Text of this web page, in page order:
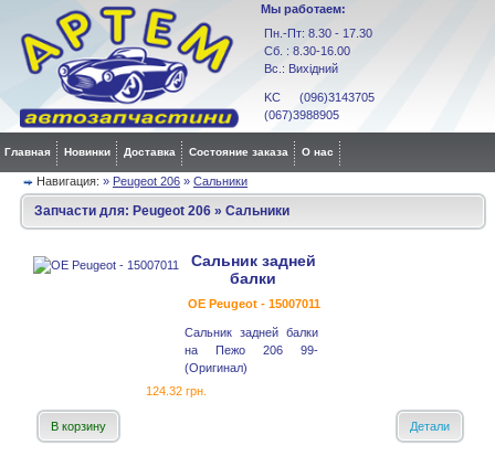
Мы работаем:
Пн.-Пт: 8.30 - 17.30
Сб. : 8.30-16.00
Вс.: Вихідний
KC (096)3143705
(067)3988905
Главная Новинки Доставка Состояние заказа О нас
Навигация: » Peugeot 206 » Сальники
Запчасти для: Peugeot 206 » Сальники
Сальник задней
балки
OE Peugeot - 15007011
Сальник задней балки
на Пежо 206 99-
(Оригинал)
124.32 грн.
В корзину Детали